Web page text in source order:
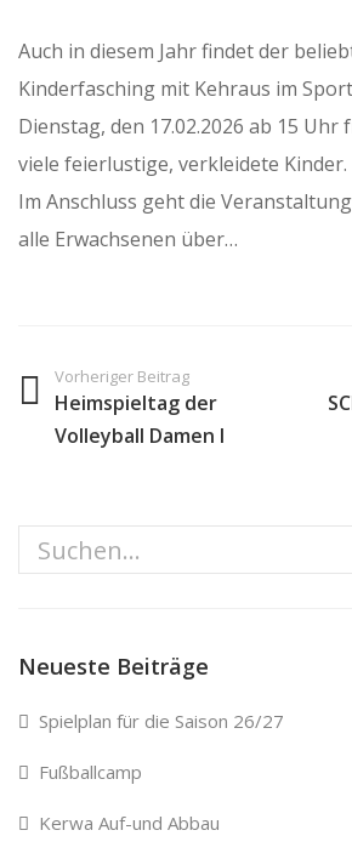
Auch in diesem Jahr findet der
Kinderfasching mit Kehraus im
Dienstag, den 17.02.2026 ab 15
viele feierlustige, verkleidete Kinder.
Im Anschluss geht die
alle Erwachsenen über…
Vorheriger Beitrag
Heimspieltag der
Volleyball Damen I
Neueste Beiträge
Spielplan für die Saison 26/27
Fußballcamp
Kerwa Auf-und Abbau